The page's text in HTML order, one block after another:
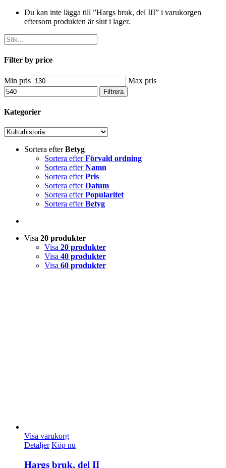
Du kan inte lägga till ”Hargs bruk, del III” i varukorgen
eftersom produkten är slut i lager.
Filter by price
Min pris Max pris
Filtrera
Kategorier
Sortera efterBetyg
Sortera efterFörvald ordning
Sortera efterNamn
Sortera efterPris
Sortera efterDatum
Sortera efterPopularitet
Sortera efterBetyg
Visa 20 produkter
Visa 20 produkter
Visa 40 produkter
Visa 60 produkter
Visa varukorg
Detaljer Köp nu
Hargs bruk, del II